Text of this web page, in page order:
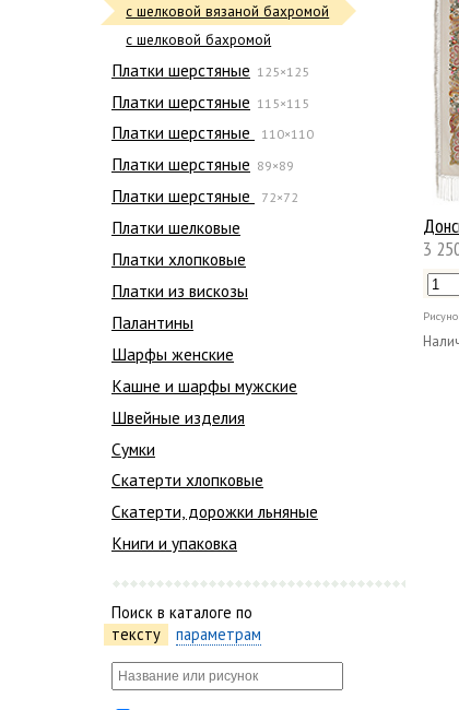
с шелковой вязаной бахромой
с шелковой бахромой
Платки шерстяные 125×125
Платки шерстяные 115×115
Платки шерстяные 110×110
Платки шерстяные 89×89
Платки шерстяные 72×72
Платки шелковые
Платки хлопковые
Платки из вискозы
Палантины
Шарфы женские
Кашне и шарфы мужские
Швейные изделия
Сумки
Скатерти хлопковые
Скатерти, дорожки льняные
Книги и упаковка
Поиск в каталоге по
тексту
параметрам
3